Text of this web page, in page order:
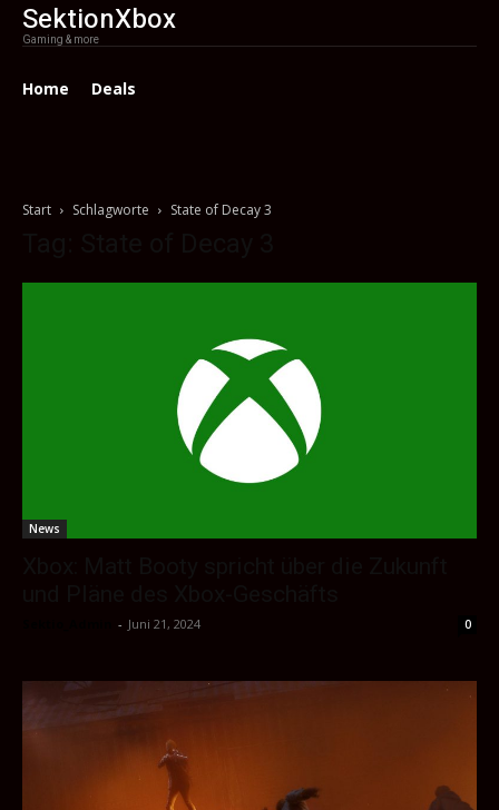
SektionXbox
Gaming & more
Home Deals
Start Schlagworte State of Decay 3
News
- Juni 21, 2024 0